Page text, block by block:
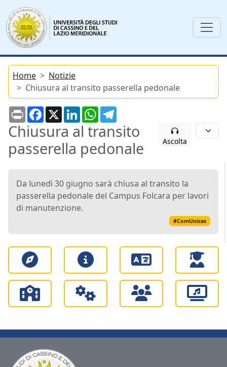
Home
Notizie
Chiusura al transito passerella pedonale
PrintFacebook
X LinkedInWhatsApp
Chiusura al transito
passerella pedonale
Ascolta
Da lunedì 30 giugno sarà chiusa al transito la
passerella pedonale del Campus Folcara per lavori
di manutenzione.
#ComUnicas